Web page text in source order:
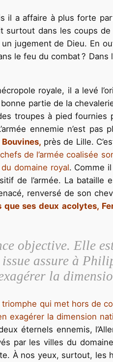
il a affaire à plus forte
surtout dans les coups
jugement de Dieu. En
le feu du combat ? Dans
royale, il a levé
partie de la
troupes à pied fournies
ennemie n’est pas
près de Lille.
de l’armée coalisée
domaine royal. Comme
de l’armée. La
renversé de son
ses deux acolytes,
objective. Elle
assure à
la
qui met hors de
exagérer la dimension
éternels ennemis,
par les villes du
À nos yeux, surtout, les